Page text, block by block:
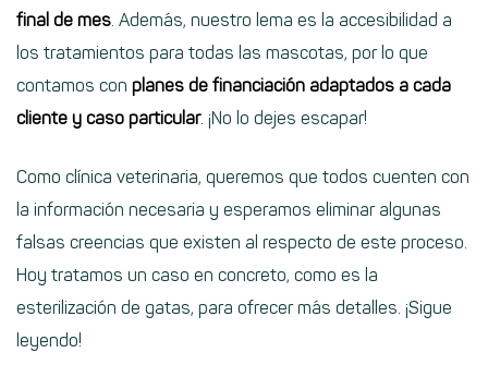
final de mes. Además, nuestro lema es la accesibilidad a
los tratamientos para todas las mascotas, por lo que
contamos con planes de financiación adaptados a cada
cliente y caso particular. ¡No lo dejes escapar!
Como clínica veterinaria, queremos que todos cuenten con
la información necesaria y esperamos eliminar algunas
falsas creencias que existen al respecto de este proceso.
Hoy tratamos un caso en concreto, como es la
esterilización de gatas, para ofrecer más detalles. ¡Sigue
leyendo!